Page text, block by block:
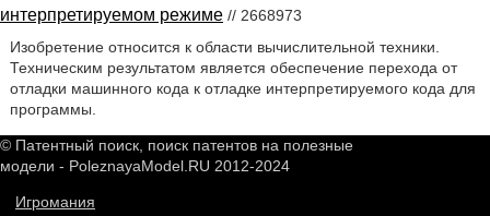
интерпретируемом режиме // 2668973
Изобретение относится к области вычислительной техники.
Техническим результатом является обеспечение перехода от
отладки машинного кода к отладке интерпретируемого кода для
программы.
© Патентный поиск, поиск патентов на полезные
модели - PoleznayaModel.RU 2012-2024
Игромания